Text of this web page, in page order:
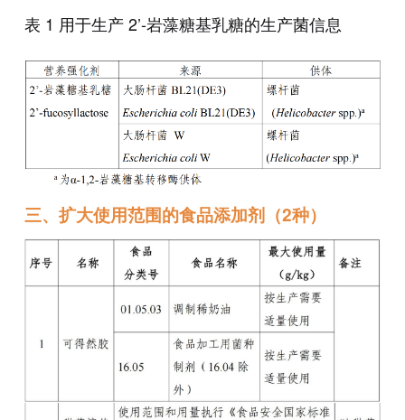
表 1 用于生产 2’-岩藻糖基乳糖的生产菌信息
三、扩大使用范围的食品添加剂（2种）